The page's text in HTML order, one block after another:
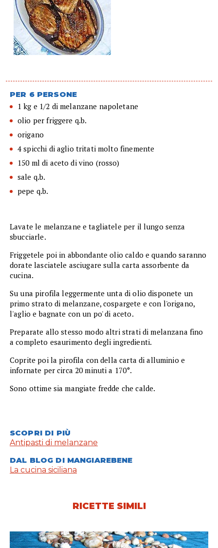
PER 6 PERSONE
1 kg e 1/2 di melanzane napoletane
olio per friggere q.b.
origano
4 spicchi di aglio tritati molto finemente
150 ml di aceto di vino (rosso)
sale q.b.
pepe q.b.
Lavate le melanzane e tagliatele per il lungo senza
sbucciarle.
Friggetele poi in abbondante olio caldo e quando saranno
dorate lasciatele asciugare sulla carta assorbente da
cucina.
Su una pirofila leggermente unta di olio disponete un
primo strato di melanzane, cospargete e con l'origano,
l'aglio e bagnate con un po' di aceto.
Preparate allo stesso modo altri strati di melanzana fino
a completo esaurimento degli ingredienti.
Coprite poi la pirofila con della carta di alluminio e
infornate per circa 20 minuti a 170°.
Sono ottime sia mangiate fredde che calde.
SCOPRI DI PIÙ
Antipasti di melanzane
DAL BLOG DI MANGIAREBENE
La cucina siciliana
RICETTE SIMILI